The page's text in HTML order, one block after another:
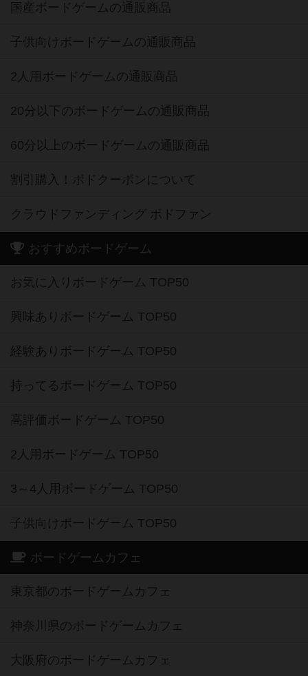
国産ボードゲームの通販商品
子供向けボードゲームの通販商品
2人用ボードゲームの通販商品
20分以下のボードゲームの通販商品
60分以上のボードゲームの通販商品
割引購入！ボドクーポンについて
クラウドファンディング ボドファン
おすすめボードゲーム
お気に入りボードゲーム TOP50
興味ありボードゲーム TOP50
経験ありボードゲーム TOP50
持ってるボードゲーム TOP50
高評価ボードゲーム TOP50
2人用ボードゲーム TOP50
3～4人用ボードゲーム TOP50
子供向けボードゲーム TOP50
ボードゲームカフェ
東京都のボードゲームカフェ
神奈川県のボードゲームカフェ
大阪府のボードゲームカフェ